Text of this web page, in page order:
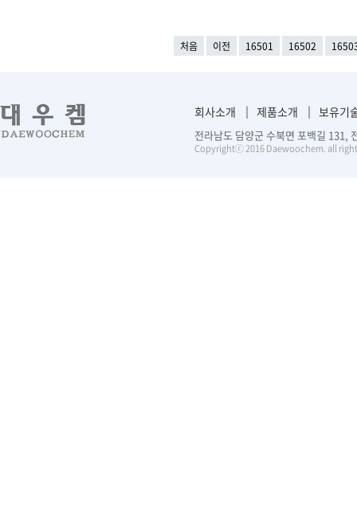
처음 이전 16501 16502
회사소개 제품소개 보유기
전라남도 담양군 수북면 포백길
Copyrightⓒ 2016 Daewoochem. all